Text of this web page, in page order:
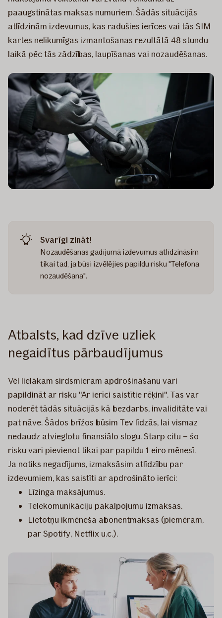
paaugstinātas maksas numuriem. Šādās situācijās
atlīdzinām izdevumus, kas radušies ierīces vai tās SIM
kartes nelikumīgas izmantošanas rezultātā 48 stundu
laikā pēc tās zādzības, laupīšanas vai nozaudēšanas.
Svarīgi zināt!
Nozaudēšanas gadījumā izdevumus atlīdzināsim
tikai tad, ja būsi izvēlējies papildu risku "Telefona
nozaudēšana".
Atbalsts, kad dzīve uzliek
negaidītus pārbaudījumus
Vēl lielākam sirdsmieram apdrošināšanu vari
papildināt ar risku "Ar ierīci saistītie rēķini". Tas var
noderēt tādās situācijās kā bezdarbs, invaliditāte vai
pat nāve. Šādos brīžos būsim Tev līdzās, lai vismaz
nedaudz atvieglotu finansiālo slogu. Starp citu – šo
risku vari pievienot tikai par papildu 1 eiro mēnesī.
Ja notiks negadījums, izmaksāsim atlīdzību par
izdevumiem, kas saistīti ar apdrošināto ierīci:
Līzinga maksājumus.
Telekomunikāciju pakalpojumu izmaksas.
Lietotņu ikmēneša abonentmaksas (piemēram,
par Spotify, Netflix u.c.).